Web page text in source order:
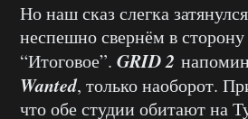
Но наш сказ слегка
неспешно свернём в
“Итоговое”. GRID 2
Wanted, только наоборот.
что обе студии обитают на